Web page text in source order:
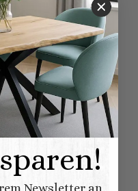
(160/220cm)
Newsletter an